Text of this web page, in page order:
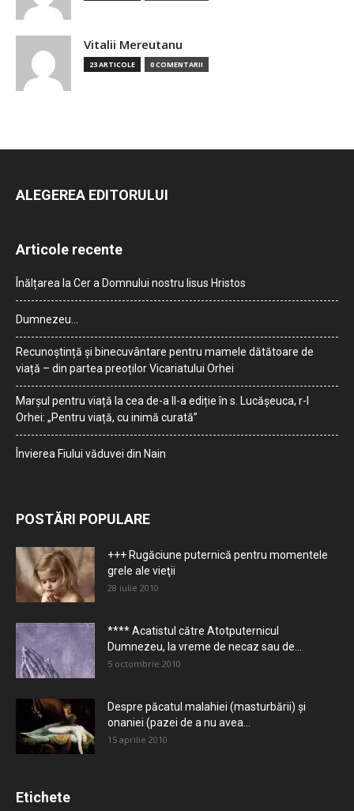
Vitalii Mereutanu
23 ARTICOLE 0 COMENTARII
ALEGEREA EDITORULUI
Articole recente
Înălțarea la Cer a Domnului nostru Iisus Hristos
Dumnezeu…
Recunoștință și binecuvântare pentru mamele dătătoare de
viață – din partea preoților Vicariatului Orhei
Marșul pentru viață la cea de-a II-a ediție în s. Lucășeuca, r-l
Orhei: „Pentru viață, cu inimă curată”
Învierea Fiului văduvei din Nain
POSTĂRI POPULARE
+++ Rugăciune puternică pentru momentele
grele ale vieţii
28 iulie 2010
**** Acatistul către Atotputernicul
Dumnezeu, la vreme de necaz sau de...
5 octombrie 2010
Despre păcatul malahiei (masturbării) şi
onaniei (pazei de a nu avea...
15 aprilie 2010
Etichete